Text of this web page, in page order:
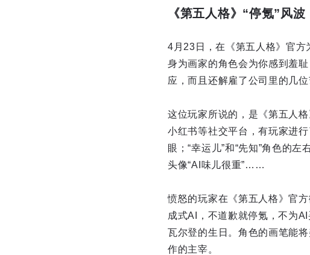
《第五人格》“停氪”风波
4月23日，在《第五人格》官方
身为画家的角色会为你感到羞
应，而且还解雇了公司里的几位
这位玩家所说的，是《第五人
小红书等社交平台，有玩家进
眼；“幸运儿”和“先知”角色的
头像“AI味儿很重”……
愤怒的玩家在《第五人格》官方
成式AI，不道歉就停氪，不为
瓦尔登的生日。角色的画笔能
作的主宰。